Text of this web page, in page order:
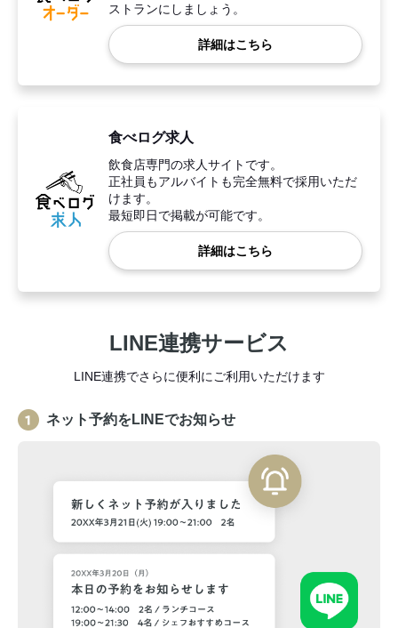
ストランにしましょう。
詳細はこちら
食べログ求人
飲食店専門の求人サイトです。
正社員もアルバイトも完全無料で採用いただ
けます。
最短即日で掲載が可能です。
詳細はこちら
LINE連携サービス
LINE連携でさらに便利にご利用いただけます
ネット予約をLINEでお知らせ